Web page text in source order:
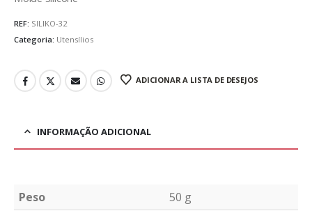
REF: SILIKO-32
Categoria: Utensílios
ADICIONAR A LISTA DE DESEJOS
INFORMAÇÃO ADICIONAL
Peso 50 g